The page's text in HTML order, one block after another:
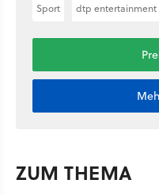
Sport dtp entertainment
ZUM THEMA